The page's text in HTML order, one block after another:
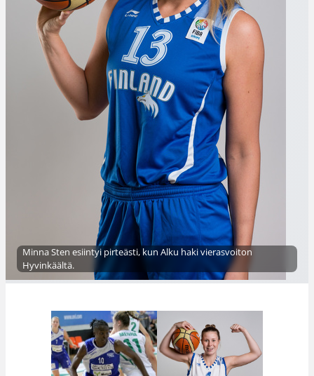
Minna Sten esiintyi pirteästi, kun Alku haki vierasvoiton
Hyvinkäältä.